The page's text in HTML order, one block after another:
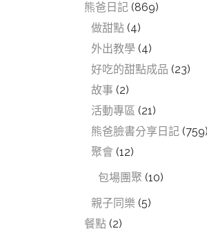
熊爸日記 (869)
做甜點 (4)
外出教學 (4)
好吃的甜點成品 (23)
故事 (2)
活動專區 (21)
熊爸臉書分享日記 (759)
聚會 (12)
包場團聚 (10)
親子同樂 (5)
餐點 (2)